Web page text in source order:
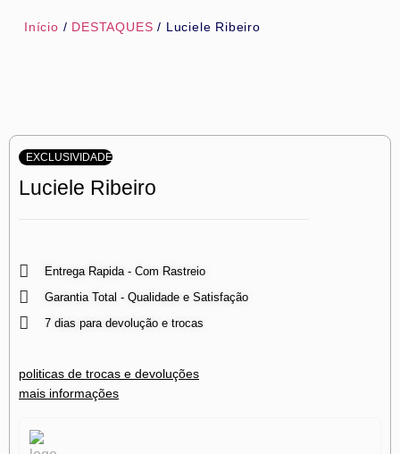
Início / DESTAQUES / Luciele Ribeiro
EXCLUSIVIDADE
Luciele Ribeiro
Entrega Rapida - Com Rastreio
Garantia Total - Qualidade e Satisfação
7 dias para devolução e trocas
politicas de trocas e devoluções
mais informações